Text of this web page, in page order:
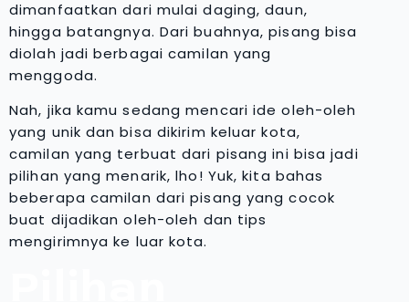
dimanfaatkan dari mulai daging, daun,
hingga batangnya. Dari buahnya, pisang bisa
diolah jadi berbagai camilan yang
menggoda.
Nah, jika kamu sedang mencari ide oleh-oleh
yang unik dan bisa dikirim keluar kota,
camilan yang terbuat dari pisang ini bisa jadi
pilihan yang menarik, lho! Yuk, kita bahas
beberapa camilan dari pisang yang cocok
buat dijadikan oleh-oleh dan tips
mengirimnya ke luar kota.